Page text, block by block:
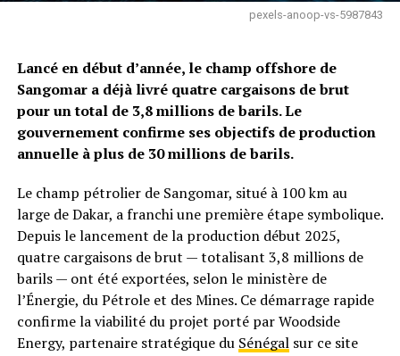
pexels-anoop-vs-5987843
Lancé en début d’année, le champ offshore de
Sangomar a déjà livré quatre cargaisons de brut
pour un total de 3,8 millions de barils. Le
gouvernement confirme ses objectifs de production
annuelle à plus de 30 millions de barils.
Le champ pétrolier de Sangomar, situé à 100 km au
large de Dakar, a franchi une première étape symbolique.
Depuis le lancement de la production début 2025,
quatre cargaisons de brut — totalisant 3,8 millions de
barils — ont été exportées, selon le ministère de
l’Énergie, du Pétrole et des Mines. Ce démarrage rapide
confirme la viabilité du projet porté par Woodside
Energy, partenaire stratégique du Sénégalsur ce site